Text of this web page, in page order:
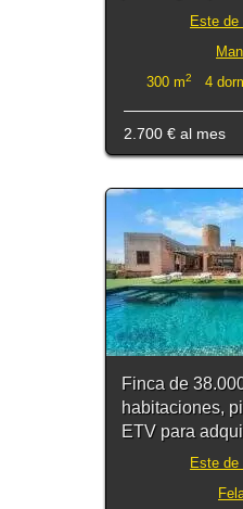
Este de
300 m2 4
2.700 € al mes
Finca de
habitaciones,
ETV para
Este de